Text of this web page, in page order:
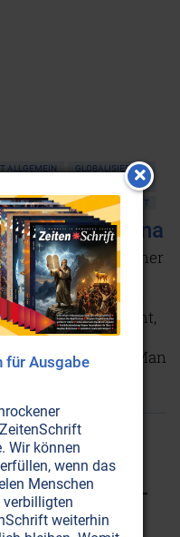
ALLGEMEIN
GLOBALISIERUNG
NEUE WELTORDNUNG
WIRTSCHAFT
nach Corona
schon lange keiner
uns mit
geordnete Welt
einiger weniger geht,
genmanipuliert
gesteuert sein. Man
WIRTSCHAFT
die Bargeld-
für Ausgabe
Wir können
wenn das
Menschen
weiterhin